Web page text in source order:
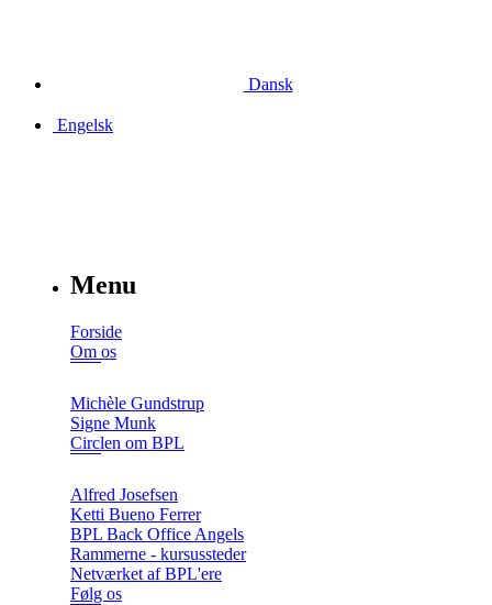
Dansk
Engelsk
Menu
Forside
Om os
Michèle Gundstrup
Signe Munk
Circlen om BPL
Alfred Josefsen
Ketti Bueno Ferrer
BPL Back Office Angels
Rammerne - kursussteder
Netværket af BPL'ere
Følg os